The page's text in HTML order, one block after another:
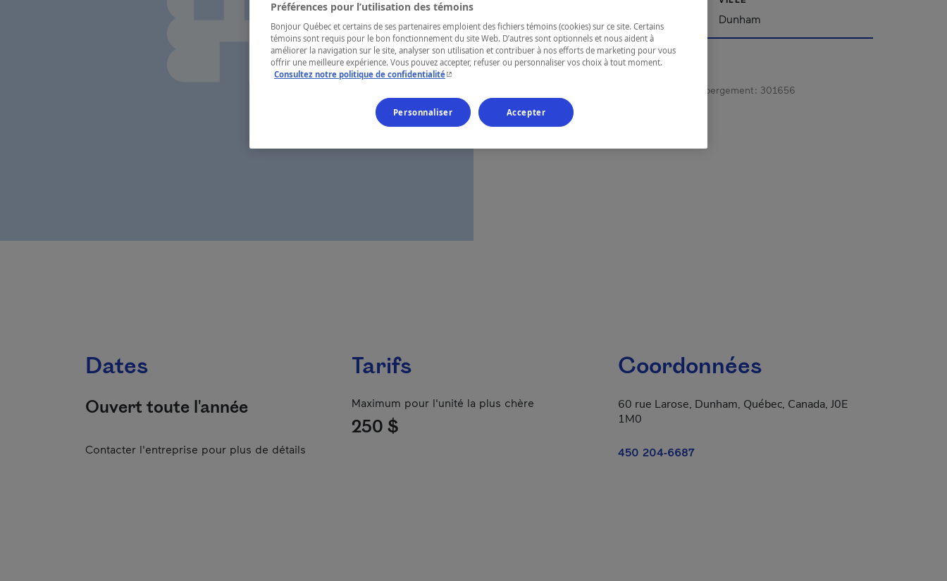
Dunham
Numéro d’enregistrement d’hébergement : 301656
Dates
Ouvert toute l'année
Contacter l'entreprise pour plus de détails
Tarifs
Maximum pour l'unité la plus chère
250 $
Coordonnées
60 rue Larose, Dunham, Québec, Canada, J0E
1M0
450 204-6687
Préférences pour l’utilisation des témoins
Bonjour Québec et certains de ses partenaires emploient des fichiers témoins (cookies) sur ce site. Certains
témoins sont requis pour le bon fonctionnement du site Web. D’autres sont optionnels et nous aident à
améliorer la navigation sur le site, analyser son utilisation et contribuer à nos efforts de marketing pour vous
offrir une meilleure expérience. Vous pouvez accepter, refuser ou personnaliser vos choix à tout moment.
Consultez notre politique de confidentialité- Cet hyperlien s'ouvrira dans une nouvelle fenêtre.
Personnaliser Accepter